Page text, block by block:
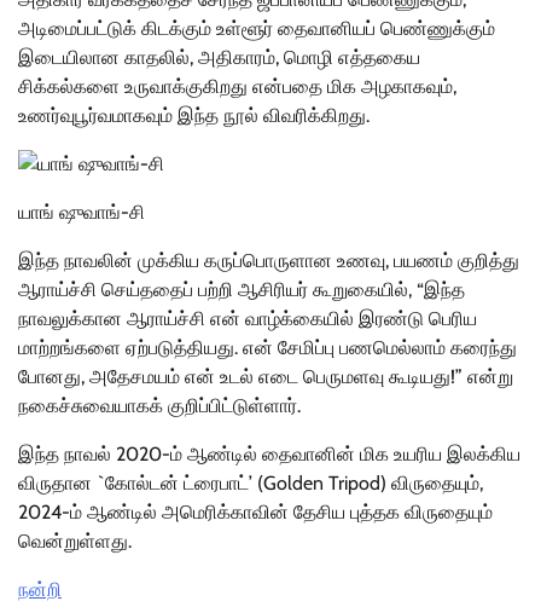
அடிமைப்பட்டுக் கிடக்கும் உள்ளூர் தைவானியப் பெண்ணுக்கும்
இடையிலான காதலில், அதிகாரம், மொழி எத்தகைய
சிக்கல்களை உருவாக்குகிறது என்பதை மிக அழகாகவும்,
உணர்வுபூர்வமாகவும் இந்த நூல் விவரிக்கிறது.
யாங் ஷுவாங்-சி
இந்த நாவலின் முக்கிய கருப்பொருளான உணவு, பயணம் குறித்து
ஆராய்ச்சி செய்ததைப் பற்றி ஆசிரியர் கூறுகையில், “இந்த
நாவலுக்கான ஆராய்ச்சி என் வாழ்க்கையில் இரண்டு பெரிய
மாற்றங்களை ஏற்படுத்தியது. என் சேமிப்பு பணமெல்லாம் கரைந்து
போனது, அதேசமயம் என் உடல் எடை பெருமளவு கூடியது!” என்று
நகைச்சுவையாகக் குறிப்பிட்டுள்ளார்.
இந்த நாவல் 2020-ம் ஆண்டில் தைவானின் மிக உயரிய இலக்கிய
விருதான `கோல்டன் ட்ரைபாட்’ (Golden Tripod) விருதையும்,
2024-ம் ஆண்டில் அமெரிக்காவின் தேசிய புத்தக விருதையும்
வென்றுள்ளது.
நன்றி